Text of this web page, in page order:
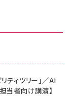
ティツリー」／AI
当者向け講演】